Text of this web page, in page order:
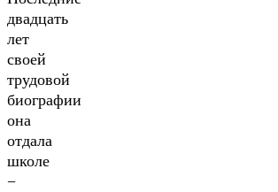
двадцать
лет
своей
трудовой
биографии
она
отдала
школе
−